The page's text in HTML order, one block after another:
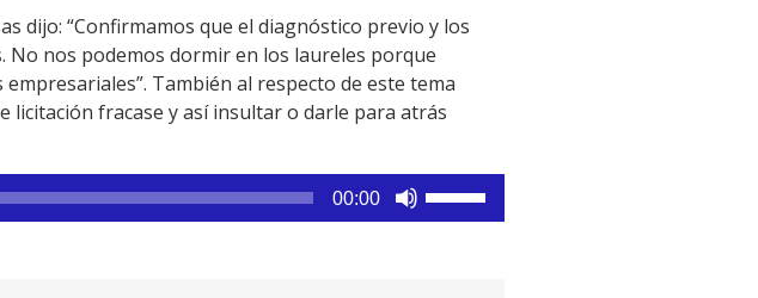
dijo: “Confirmamos que el diagnóstico previo y los
No nos podemos dormir en los laureles porque
También al respecto de este tema
licitación fracase y así insultar o darle para atrás
00:00